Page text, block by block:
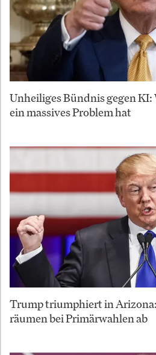
Unheiliges Bündnis gegen
ein massives Problem hat
Trump triumphiert in
räumen bei Primärwahlen ab